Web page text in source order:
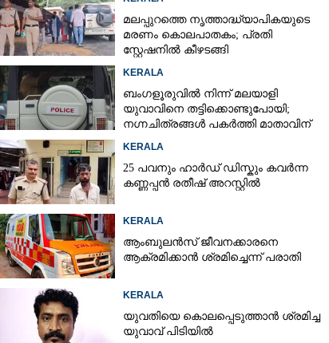
മലപ്പുറത്തെ നൃത്താദ്ധ്യാപികയുടെ
മരണം കൊലപാതകം; പ്രതി
സ്റ്റേഷനിൽ കീഴടങ്ങി
KERALA
ബംഗളൂരുവിൽ നിന്ന് മലയാളി
യുവാവിനെ തട്ടിക്കൊണ്ടുപോയി;
നഗ്നചിത്രങ്ങൾ പകർത്തി മാതാവിന്
KERALA
25 പവനും ഹാർഡ് ഡിസ്കും കവർന്ന
കണ്ണപ്പൻ രതീഷ് അറസ്റ്റിൽ
KERALA
ആംബുലൻസ് ജീവനക്കാരനെ
ആക്രമിക്കാൻ ശ്രമിച്ചെന്ന് പരാതി
KERALA
യുവതിയെ കൊലപ്പെടുത്താൻ ശ്രമിച്ച
യുവാവ് പിടിയിൽ